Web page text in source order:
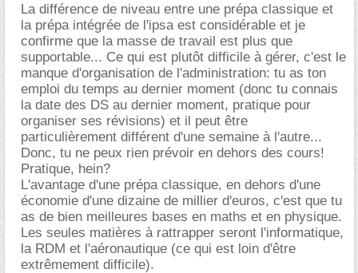
La différence de niveau entre une prépa classique et
la prépa intégrée de l'ipsa est considérable et je
confirme que la masse de travail est plus que
supportable... Ce qui est plutôt difficile à gérer, c'est le
manque d'organisation de l'administration: tu as ton
emploi du temps au dernier moment (donc tu connais
la date des DS au dernier moment, pratique pour
organiser ses révisions) et il peut être
particulièrement différent d'une semaine à l'autre...
Donc, tu ne peux rien prévoir en dehors des cours!
Pratique, hein?
L'avantage d'une prépa classique, en dehors d'une
économie d'une dizaine de millier d'euros, c'est que tu
as de bien meilleures bases en maths et en physique.
Les seules matières à rattrapper seront l'informatique,
la RDM et l'aéronautique (ce qui est loin d'être
extrêmement difficile).